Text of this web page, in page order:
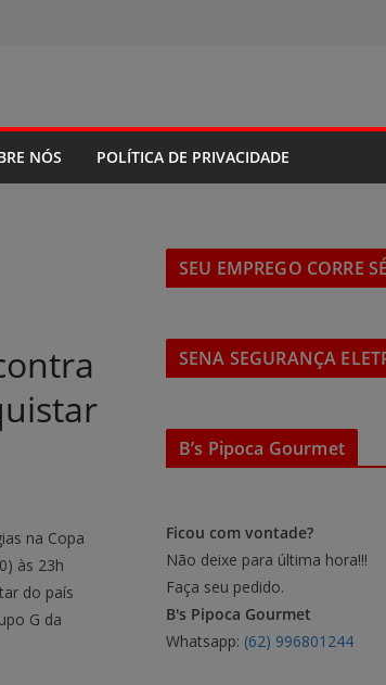
NÓS POLÍTICA DE PRIVACIDADE
na Copa
às 23h
do país
G da
SEU EMPREGO CORRE
SENA SEGURANÇA
B’s Pipoca Gourmet
Ficou com vontade?
Não deixe para última hora!!!
Faça seu pedido.
B's Pipoca Gourmet
Whatsapp: (62) 996801244